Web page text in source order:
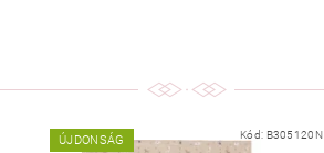
ÚJDONSÁG Kód: B305120N